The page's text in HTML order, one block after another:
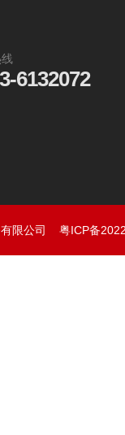
6132072
有限公司 粤ICP备